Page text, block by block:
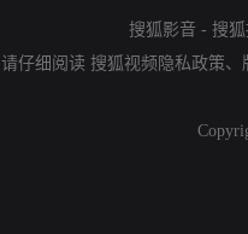
搜狐影音 - 搜
请仔细阅读 搜狐视频隐私政策、